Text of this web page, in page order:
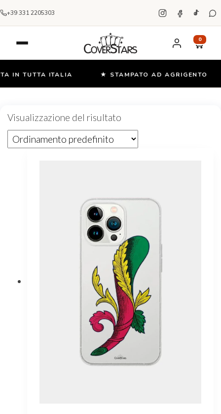
+39 331 2205303
0
IN TUTTA ITALIA ★ STAMPATO AD AGRIGENTO
vai
Visualizzazione del risultato